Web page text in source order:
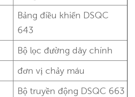
Bảng điều khiển DSQC
643
Bộ lọc đường dây chính
đơn vị chảy máu
Bộ truyền động DSQC 663